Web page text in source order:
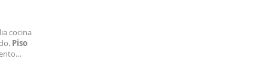
cocina
Piso